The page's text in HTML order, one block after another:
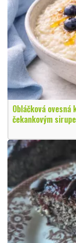
Obláčková ovesná
čekankovým